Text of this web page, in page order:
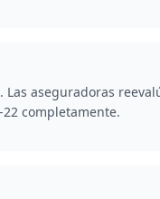
aseguradoras
completamente.